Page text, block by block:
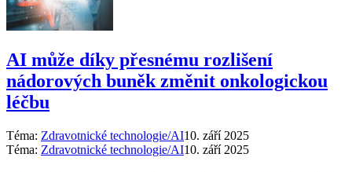
AI může díky přesnému rozlišení
nádorových buněk změnit onkologickou
léčbu
Téma: Zdravotnické technologie/AI10. září 2025
Téma: Zdravotnické technologie/AI10. září 2025